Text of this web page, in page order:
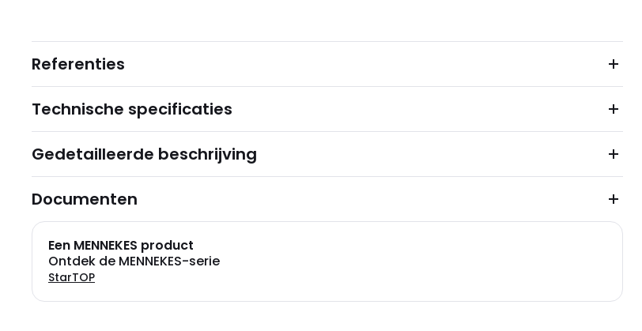
Referenties
Technische specificaties
Gedetailleerde beschrijving
Documenten
Een MENNEKES product
Ontdek de MENNEKES-serie
StarTOP